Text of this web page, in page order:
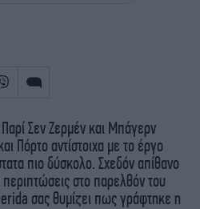
Σεν Ζερμέν και Μπάγερν
Πόρτο αντίστοιχα με το έργο
πιο δύσκολο. Σχεδόν απίθανο
στο παρελθόν του
σας θυμίζει πως γράφτηκε η